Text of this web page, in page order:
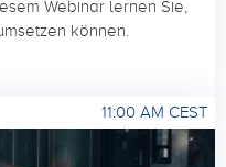
Webinar lernen Sie,
können.
11:00 AM CEST